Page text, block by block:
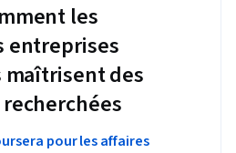
les
entreprises
des
pour les affaires